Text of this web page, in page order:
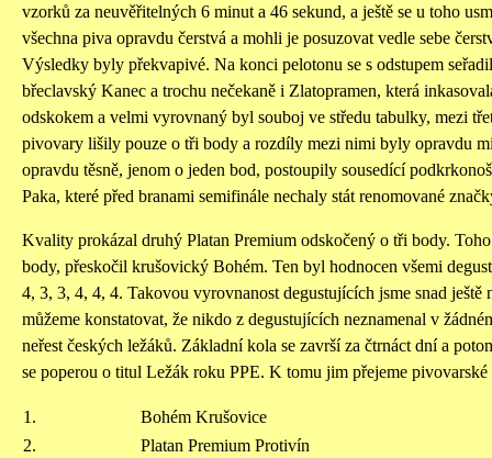
vzorků za neuvěřitelných 6 minut a 46 sekund, a ještě se u toho
všechna piva opravdu čerstvá a mohli je posuzovat vedle sebe
Výsledky byly překvapivé. Na konci pelotonu se s odstupem
břeclavský Kanec a trochu nečekaně i Zlatopramen, která
odskokem a velmi vyrovnaný byl souboj ve středu tabulky, mezi
pivovary lišily pouze o tři body a rozdíly mezi nimi byly opravdu
opravdu těsně, jenom o jeden bod, postoupily sousedící
Paka, které před branami semifinále nechaly stát renomované
Kvality prokázal druhý Platan Premium odskočený o tři body.
body, přeskočil krušovický Bohém. Ten byl hodnocen všemi
4, 3, 3, 4, 4, 4. Takovou vyrovnanost degustujících jsme snad
můžeme konstatovat, že nikdo z degustujících neznamenal v
neřest českých ležáků. Základní kola se završí za čtrnáct dní a
se poperou o titul Ležák roku PPE. K tomu jim přejeme
1.
Bohém Krušovice
2.
Platan Premium Protivín